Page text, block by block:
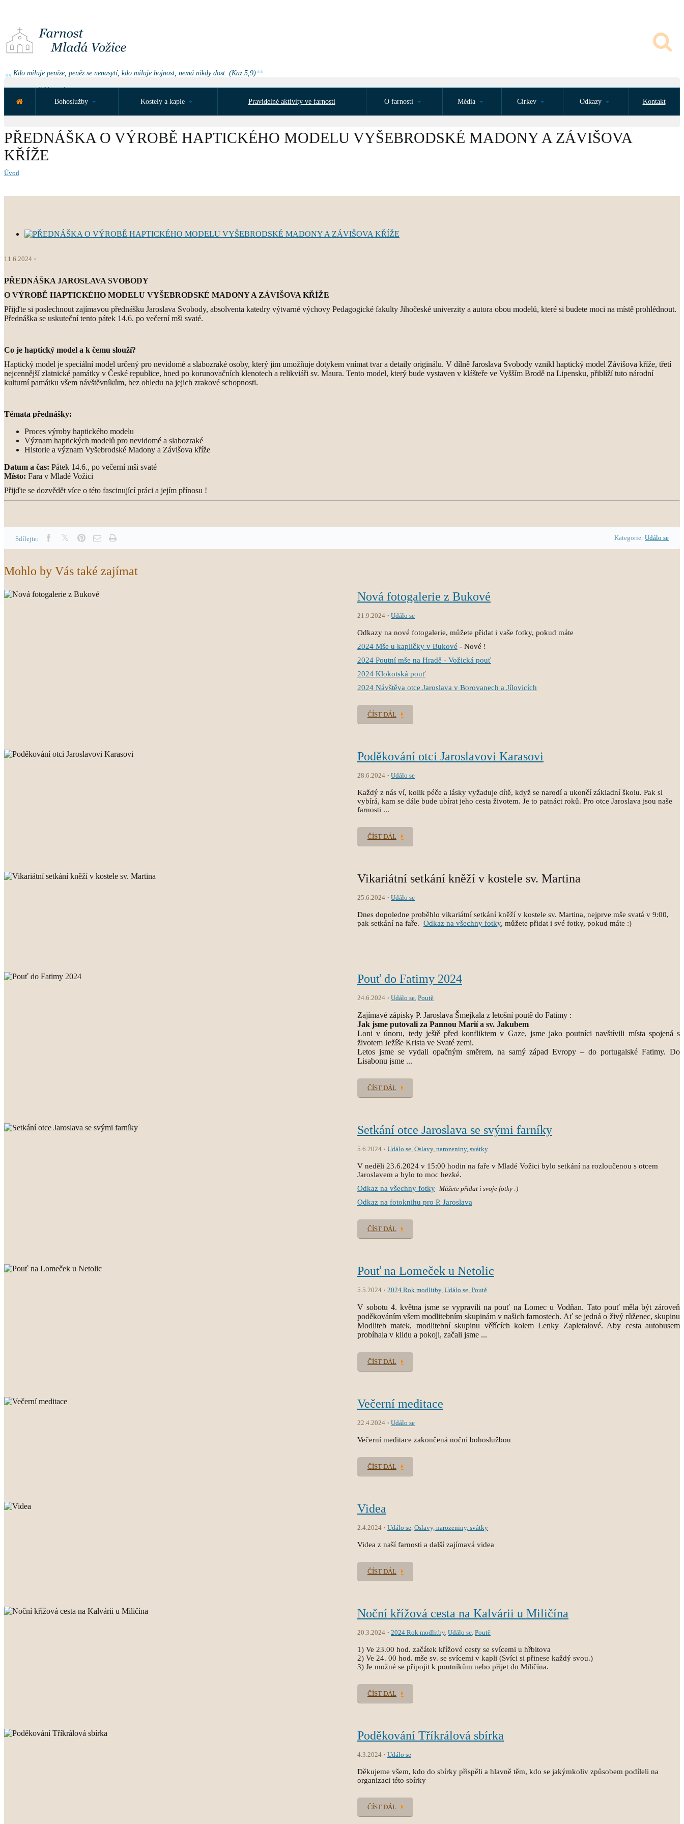
Kdo miluje peníze, peněz se nenasytí, kdo miluje hojnost, nemá nikdy dost. (Kaz 5,9)
Bohoslužby
Kostely a kaple Pravidelné aktivity ve farnosti O farnosti Média Církev Odkazy Kontakt
PŘEDNÁŠKA O VÝROBĚ HAPTICKÉHO MODELU VYŠEBRODSKÉ MADONY A ZÁVIŠOVA
KŘÍŽE
Úvod
11.6.2024
PŘEDNÁŠKA JAROSLAVA SVOBODY
O VÝROBĚ HAPTICKÉHO MODELU VYŠEBRODSKÉ MADONY A ZÁVIŠOVA KŘÍŽE
Přijďte si poslechnout zajímavou přednášku Jaroslava Svobody, absolventa katedry výtvarné výchovy Pedagogické fakulty Jihočeské univerzity a autora obou modelů, které si budete moci na místě prohlédnout.
Přednáška se uskuteční tento pátek 14.6. po večerní mši svaté.
Co je haptický model a k čemu slouží?
Haptický model je speciální model určený pro nevidomé a slabozraké osoby, který jim umožňuje dotykem vnímat tvar a detaily originálu. V dílně Jaroslava Svobody vznikl haptický model Závišova kříže, třetí
nejcennější zlatnické památky v České republice, hned po korunovačních klenotech a relikviáři sv. Maura. Tento model, který bude vystaven v klášteře ve Vyšším Brodě na Lipensku, přiblíží tuto národní
kulturní památku všem návštěvníkům, bez ohledu na jejich zrakové schopnosti.
Témata přednášky:
Proces výroby haptického modelu
Význam haptických modelů pro nevidomé a slabozraké
Historie a význam Vyšebrodské Madony a Závišova kříže
Datum a čas: Pátek 14.6., po večerní mši svaté
Místo: Fara v Mladé Vožici
Přijďte se dozvědět více o této fascinující práci a jejím přínosu !
Sdílejte: Kategorie: Událo se
Mohlo by Vás také zajímat
Nová fotogalerie z Bukové
21.9.2024 Událo se
Odkazy na nové fotogalerie, můžete přidat i vaše fotky, pokud máte
2024 Mše u kapličky v Bukové - Nové !
2024 Poutní mše na Hradě - Vožická pouť
2024 Klokotská pouť
2024 Návštěva otce Jaroslava v Borovanech a Jílovicích
ČÍST DÁL
Poděkování otci Jaroslavovi Karasovi
28.6.2024 Událo se
Každý z nás ví, kolik péče a lásky vyžaduje dítě, když se narodí a ukončí základní školu. Pak si
vybírá, kam se dále bude ubírat jeho cesta životem. Je to patnáct roků. Pro otce Jaroslava jsou naše
farnosti ...
ČÍST DÁL
Vikariátní setkání kněží v kostele sv. Martina
25.6.2024 Událo se
Dnes dopoledne proběhlo vikariátní setkání kněží v kostele sv. Martina, nejprve mše svatá v 9:00,
pak setkání na faře. Odkaz na všechny fotky, můžete přidat i své fotky, pokud máte :)
Pouť do Fatimy 2024
24.6.2024 Událo se, Poutě
Zajímavé zápisky P. Jaroslava Šmejkala z letošní poutě do Fatimy :
Jak jsme putovali za Pannou Marií a sv. Jakubem
Loni v únoru, tedy ještě před konfliktem v Gaze, jsme jako poutníci navštívili místa spojená s
životem Ježíše Krista ve Svaté zemi.
Letos jsme se vydali opačným směrem, na samý západ Evropy – do portugalské Fatimy. Do
Lisabonu jsme ...
ČÍST DÁL
Setkání otce Jaroslava se svými farníky
5.6.2024 Událo se, Oslavy, narozeniny, svátky
V neděli 23.6.2024 v 15:00 hodin na faře v Mladé Vožici bylo setkání na rozloučenou s otcem
Jaroslavem a bylo to moc hezké.
Odkaz na všechny fotky Můžete přidat i svoje fotky :)
Odkaz na fotoknihu pro P. Jaroslava
ČÍST DÁL
Pouť na Lomeček u Netolic
5.5.2024 2024 Rok modlitby, Událo se, Poutě
V sobotu 4. května jsme se vypravili na pouť na Lomec u Vodňan. Tato pouť měla být zároveň
poděkováním všem modlitebním skupinám v našich farnostech. Ať se jedná o živý růženec, skupinu
Modliteb matek, modlitební skupinu věřících kolem Lenky Zapletalové. Aby cesta autobusem
probíhala v klidu a pokoji, začali jsme ...
ČÍST DÁL
Večerní meditace
22.4.2024 Událo se
Večerní meditace zakončená noční bohoslužbou
ČÍST DÁL
Videa
2.4.2024 Událo se, Oslavy, narozeniny, svátky
Videa z naší farnosti a další zajímavá videa
ČÍST DÁL
Noční křížová cesta na Kalvárii u Miličína
20.3.2024 2024 Rok modlitby, Událo se, Poutě
1) Ve 23.00 hod. začátek křížové cesty se svícemi u hřbitova
2) Ve 24. 00 hod. mše sv. se svícemi v kapli (Svíci si přinese každý svou.)
3) Je možné se připojit k poutníkům nebo přijet do Miličína.
ČÍST DÁL
Poděkování Tříkrálová sbírka
4.3.2024 Událo se
Děkujeme všem, kdo do sbírky přispěli a hlavně těm, kdo se jakýmkoliv způsobem podíleli na
organizaci této sbírky
ČÍST DÁL